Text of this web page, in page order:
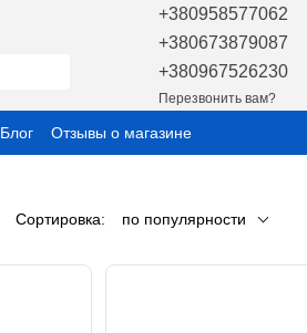
+380958577062
+380673879087
+380967526230
Перезвонить вам?
Блог
Отзывы о магазине
Сортировка: по популярности